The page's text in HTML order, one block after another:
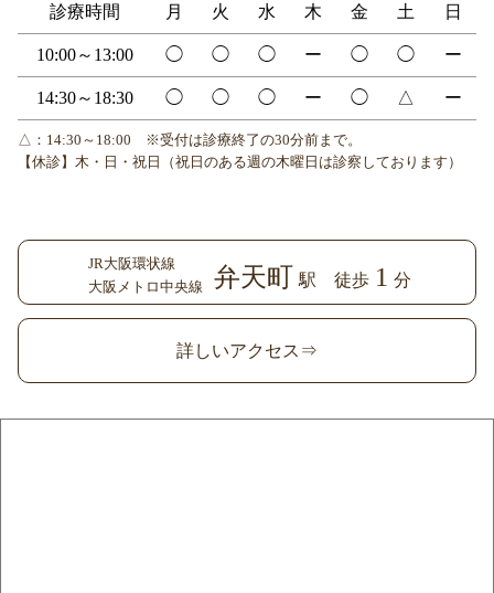
診療時間 月 火 水 木 金 土 日
10:00～13:00 ◯ ◯ ◯ ー ◯ ◯ ー
14:30～18:30 ◯ ◯ ◯ ー ◯ △ ー
△：14:30～18:00 ※受付は診療終了の30分前まで。
【休診】木・日・祝日（祝日のある週の木曜日は診察しております）
JR大阪環状線
大阪メトロ中央線
弁天町 駅 徒歩 1 分
詳しいアクセス⇒